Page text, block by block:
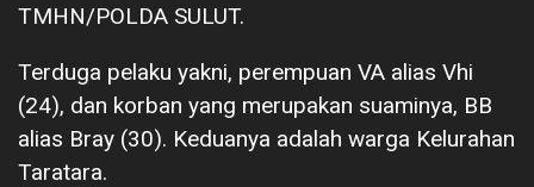
TMHN/POLDA SULUT.
Terduga pelaku yakni, perempuan VA alias Vhi
(24), dan korban yang merupakan suaminya, BB
alias Bray (30). Keduanya adalah warga Kelurahan
Taratara.